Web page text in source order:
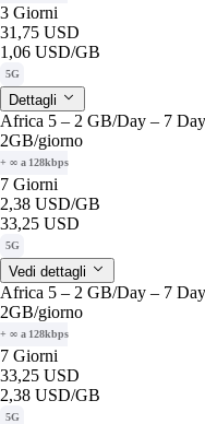
3 Giorni
31,75 USD
1,06 USD/GB
5G
Dettagli
Africa 5 – 2 GB/Day – 7
2GB/giorno
+ ∞ a 128kbps
7 Giorni
2,38 USD/GB
33,25 USD
5G
Vedi dettagli
Africa 5 – 2 GB/Day – 7
2GB/giorno
+ ∞ a 128kbps
7 Giorni
33,25 USD
2,38 USD/GB
5G